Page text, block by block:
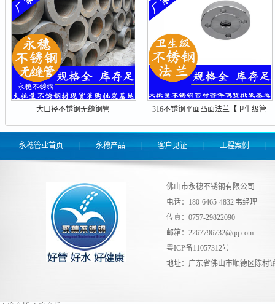
大口径不锈钢无缝钢管
316不锈钢平面凸面法兰【卫生级管
永穗管业首页 永穗产品 | 客户见证 | 工程案例 |
佛山市永穗不锈钢有限公司
电话：180-6465-4832 韦经理
传真：0757-29822090
邮箱：2267796732@qq.com
粤ICP备11057312号
地址：广东省佛山市顺德区陈